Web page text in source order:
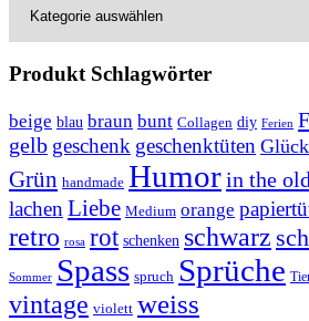
Produkt Schlagwörter
beige blau braun bunt Collagen diy Ferien
gelb geschenk geschenktüten Glück
Grün handmade Humorin the
lachen Liebe Medium orange
retro rosa rot schenken schwarz
Sommer Spass spruch Sprüche
vintage violett weiss